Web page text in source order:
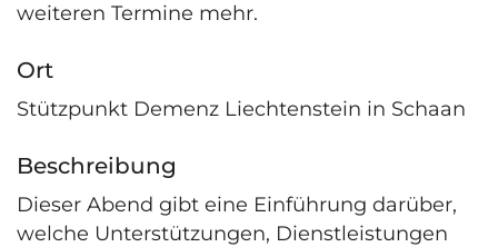
weiteren Termine mehr.
Ort
Stützpunkt Demenz Liechtenstein in Schaan
Beschreibung
Dieser Abend gibt eine Einführung darüber,
welche Unterstützungen, Dienstleistungen